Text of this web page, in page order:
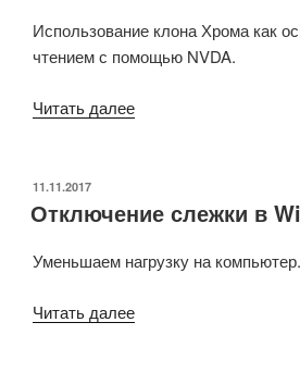
Использование клона Хрома как
чтением с помощью NVDA.
Читать далее«Браузер
ОПУБЛИКОВАНО
11.11.2017
Отключение слежки в
Уменьшаем нагрузку на компьютер.
Читать далее«Отключение